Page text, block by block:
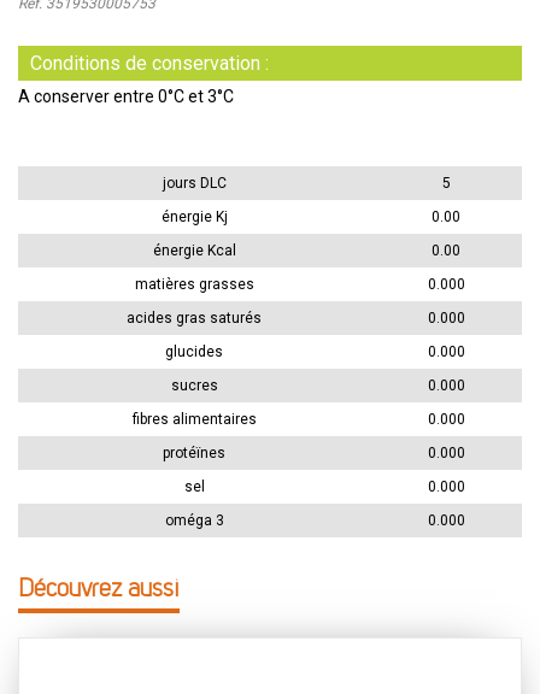
Conditions de conservation :
A conserver entre 0°C et 3°C
jours DLC
5
énergie Kj
0.00
énergie Kcal
0.00
matières grasses
0.000
acides gras saturés
0.000
glucides
0.000
sucres
0.000
fibres alimentaires
0.000
protéïnes
0.000
sel
0.000
oméga 3
0.000
Découvrez aussi